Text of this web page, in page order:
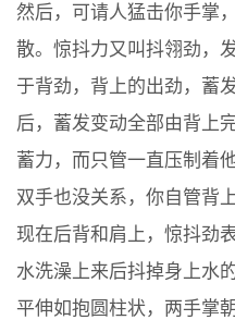
然后，可请人猛击你手掌
散。惊抖力又叫抖翎劲，
于背劲，背上的出劲，蓄
后，蓄发变动全部由背上
蓄力，而只管一直压制着
双手也没关系，你自管背
现在后背和肩上，惊抖劲
水洗澡上来后抖掉身上水
平伸如抱圆柱状，两手掌